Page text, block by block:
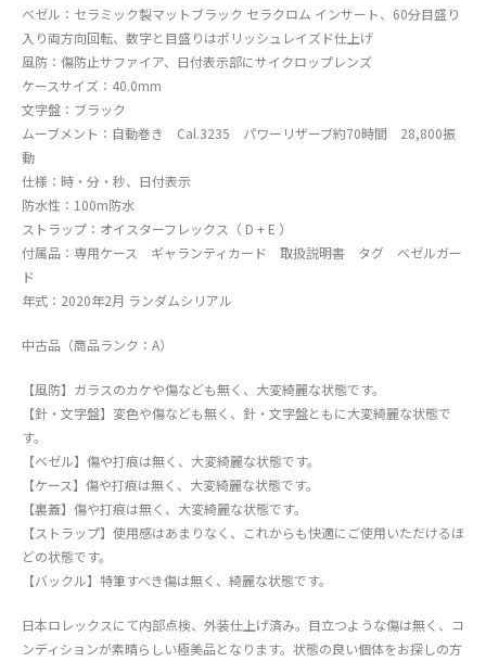
ベゼル：セラミック製マットブラック セラクロム インサート、60分目盛り
入り両方向回転、数字と目盛りはポリッシュレイズド仕上げ
風防：傷防止サファイア、日付表示部にサイクロップレンズ
ケースサイズ：40.0mm
文字盤：ブラック
ムーブメント：自動巻き Cal.3235 パワーリザーブ約70時間 28,800振
動
仕様：時・分・秒、日付表示
防水性：100m防水
ストラップ：オイスターフレックス（ D + E ）
付属品：専用ケース ギャランティカード 取扱説明書 タグ ベゼルガー
ド
年式：2020年2月 ランダムシリアル
中古品（商品ランク：A）
【風防】ガラスのカケや傷なども無く、大変綺麗な状態です。
【針・文字盤】変色や傷なども無く、針・文字盤ともに大変綺麗な状態で
す。
【ベゼル】傷や打痕は無く、大変綺麗な状態です。
【ケース】傷や打痕は無く、大変綺麗な状態です。
【裏蓋】傷や打痕は無く、大変綺麗な状態です。
【ストラップ】使用感はあまりなく、これからも快適にご使用いただけるほ
どの状態です。
【バックル】特筆すべき傷は無く、綺麗な状態です。
日本ロレックスにて内部点検、外装仕上げ済み。目立つような傷は無く、コ
ンディションが素晴らしい極美品となります。状態の良い個体をお探しの方